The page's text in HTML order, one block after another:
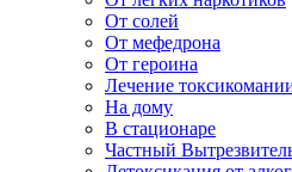
От солей
От мефедрона
От героина
Лечение
На дому
В стационаре
Частный